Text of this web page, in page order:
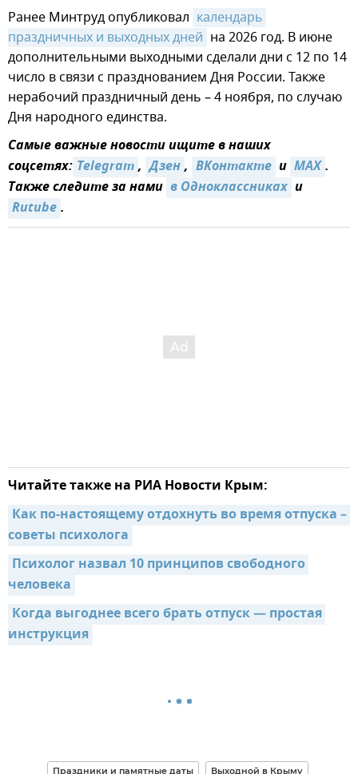
Ранее Минтруд опубликовал календарь
праздничных и выходных дней на 2026 год. В июне
дополнительными выходными сделали дни с 12 по 14
число в связи с празднованием Дня России. Также
нерабочий праздничный день – 4 ноября, по случаю
Дня народного единства.
Самые важные новости ищите в наших
соцсетях: Telegram, Дзен, ВКонтакте и MAX.
Также следите за нами в Одноклассниках и
Rutube.
Читайте также на РИА Новости Крым:
Как по-настоящему отдохнуть во время отпуска –
советы психолога
Психолог назвал 10 принципов свободного
человека
Когда выгоднее всего брать отпуск — простая
инструкция
Праздники и памятные даты Выходной в Крыму